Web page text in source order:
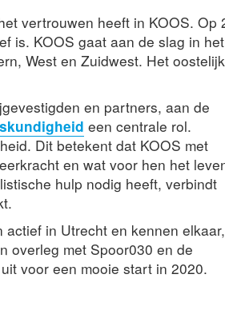
vertrouwen heeft in KOOS. Op
is. KOOS gaat aan de slag in het
West en Zuidwest. Het oostelijk
en partners, aan de
een centrale rol.
Dit betekent dat KOOS met
en wat voor hen het
hulp nodig heeft, verbindt
in Utrecht en kennen elkaar,
overleg met Spoor030 en de
voor een mooie start in 2020.